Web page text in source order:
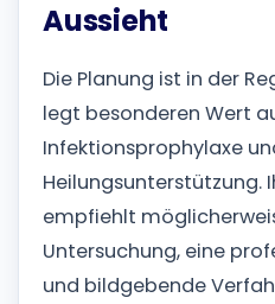
Aussieht
Die Planung ist in der
legt besonderen Wert
Infektionsprophylaxe
Heilungsunterstützung.
empfiehlt
Untersuchung, eine
und bildgebende